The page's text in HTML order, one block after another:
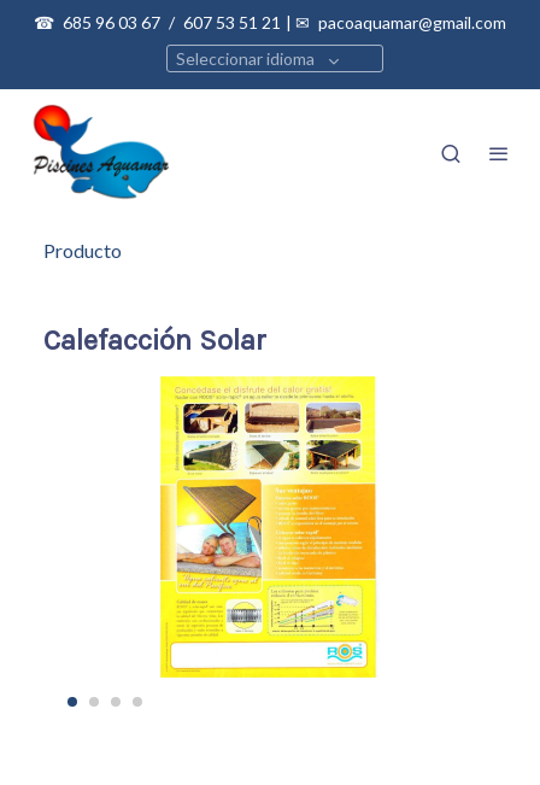
☎ 685 96 03 67 / 607 53 51 21 | ✉ pacoaquamar@gmail.com
Seleccionar idioma
Producto
Calefacción Solar